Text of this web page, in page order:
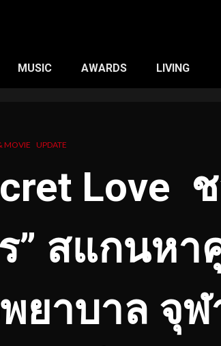
MUSIC AWARDS LIVING
MOVIE UPDATE
Love
” สแกนหา
ยาบาล จุ